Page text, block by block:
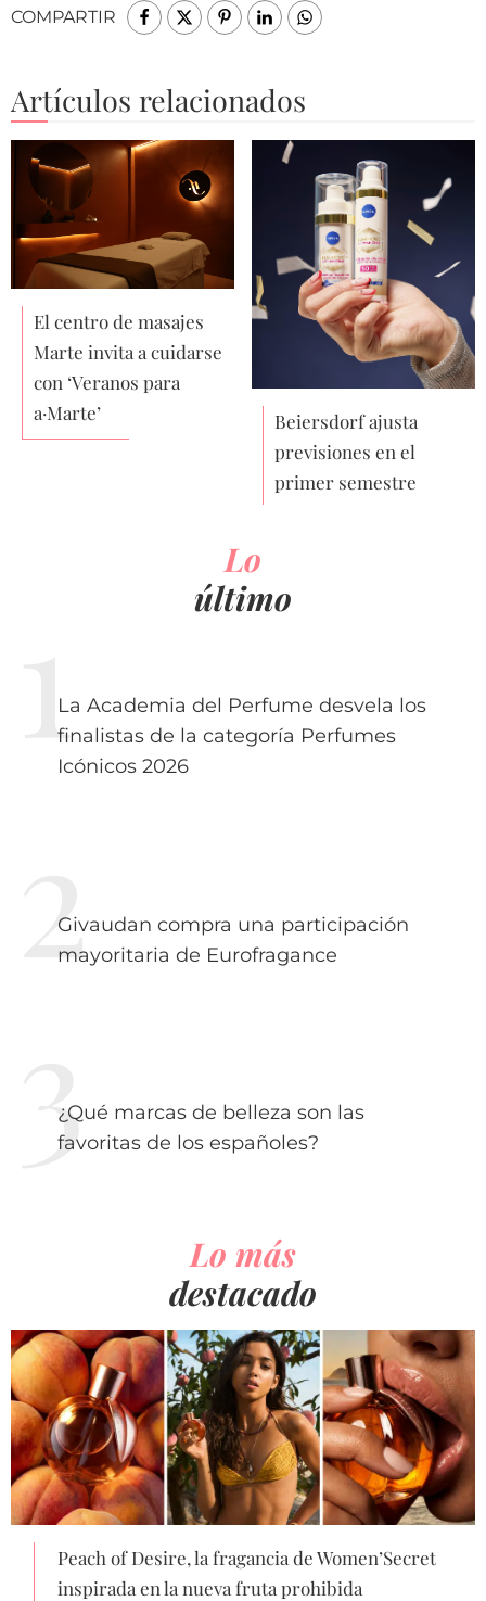
COMPARTIR
Artículos relacionados
El centro de masajes
Marte invita a cuidarse
con ‘Veranos para
a·Marte’
Beiersdorf ajusta
previsiones en el
primer semestre
Lo
último
La Academia del Perfume desvela los
finalistas de la categoría Perfumes
Icónicos 2026
Givaudan compra una participación
mayoritaria de Eurofragance
¿Qué marcas de belleza son las
favoritas de los españoles?
Lo más
destacado
Peach of Desire, la fragancia de Women’Secret
inspirada en la nueva fruta prohibida